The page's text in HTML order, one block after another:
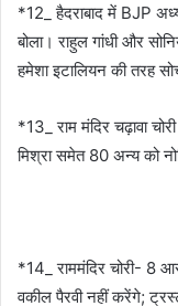
*12_ हैदराबाद में BJP
बोला। राहुल गांधी और
हमेशा इटालियन की तरह
*13_ राम मंदिर चढ़ावा
मिश्रा समेत 80 अन्य को
*14_ राममंदिर चोरी- 8
वकील पैरवी नहीं करेंगे;